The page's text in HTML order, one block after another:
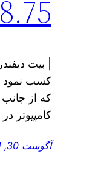
کسب نمود
که از جانب
کامپیوتر
آگوست 30, 2011